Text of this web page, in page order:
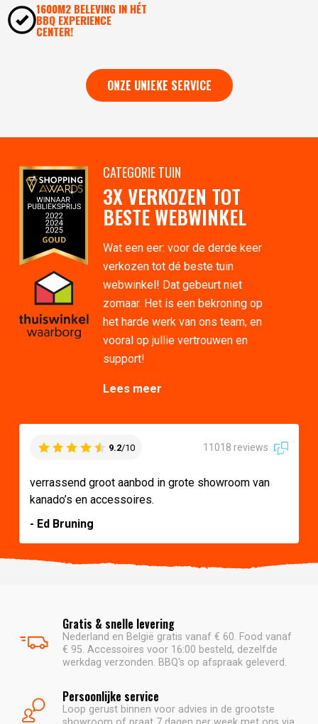
1600M2 BELEVING IN HÉT
BBQ EXPERIENCE
CENTER!
ONZE UNIEKE SERVICE
CATEGORIE TUIN
3X VERKOZEN TOT
BESTE WEBWINKEL
Wat een eer: voor de derde keer
verkozen tot dé beste tuin
webwinkel! Dat gebeurt niet
zomaar. Het is een bekroning op
het harde werk van ons team, en
vooral op jullie vertrouwen en
support!
Lees meer
9.2/10 11018 reviews
verrassend groot aanbod in grote showroom van
kanado’s en accessoires.
- Ed Bruning
Gratis & snelle levering
Nederland en België gratis vanaf € 60. Food vanaf
€ 95. Accessoires voor 16:00 besteld, dezelfde
werkdag verzonden. BBQ's op afspraak geleverd.
Persoonlijke service
Loop gerust binnen voor advies in de grootste